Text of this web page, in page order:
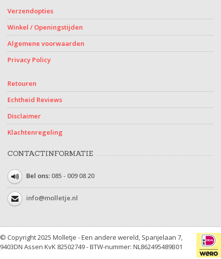
Verzendopties
Winkel / Openingstijden
Algemene voorwaarden
Privacy Policy
Retouren
Echtheid Reviews
Disclaimer
Klachtenregeling
CONTACTINFORMATIE
Bel ons: 085 - 009 08 20
info@molletje.nl
© Copyright 2025 Molletje - Een andere wereld, Spanjelaan 7,
9403DN Assen KvK 82502749 - BTW-nummer: NL862495489B01